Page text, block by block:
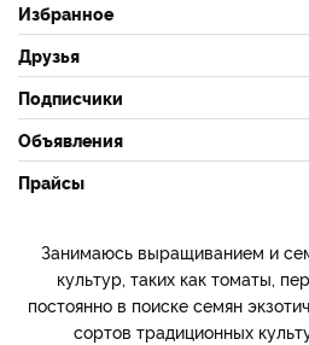
Избранное
Друзья
Подписчики
Объявления
Прайсы
Занимаюсь выращиванием и
культур, таких как томаты,
постоянно в поиске семян
сортов традиционных